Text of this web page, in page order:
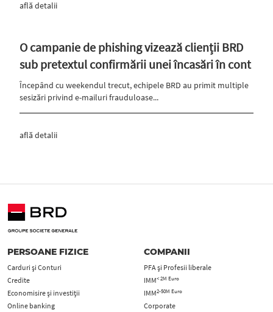
află detalii
O campanie de phishing vizează clienții BRD
sub pretextul confirmării unei încasări în cont
Începând cu weekendul trecut, echipele BRD au primit multiple
sesizări privind e-mailuri frauduloase...
află detalii
PERSOANE FIZICE
Carduri şi Conturi
Credite
Economisire și investiții
Online banking
COMPANII
PFA şi Profesii liberale
IMM< 2M Euro
IMM2-50M Euro
Corporate